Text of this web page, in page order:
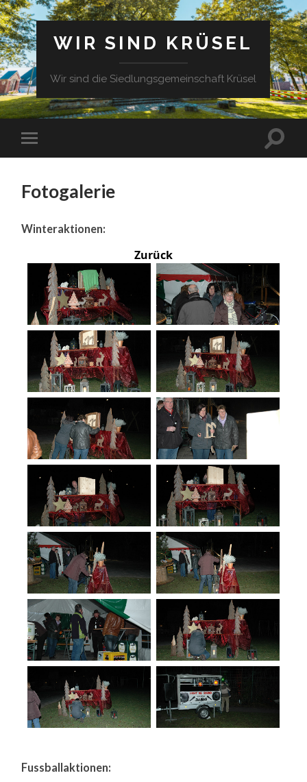
WIR SIND KRÜSEL
Wir sind die Siedlungsgemeinschaft Krüsel
Fotogalerie
Winteraktionen:
Zurück
Fussballaktionen: